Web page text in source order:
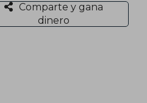
Comparte y gana
dinero